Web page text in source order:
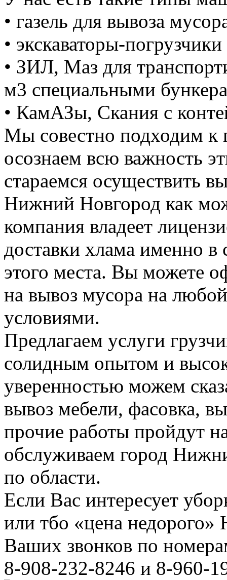
• газель для вывоза
• экскаваторы-
• ЗИЛ, Маз для
м3 специальными
• КамАЗы, Скания с
Мы совестно подходим к
осознаем всю важность
стараемся осуществить
Нижний Новгород как
компания владеет
доставки хлама именно в
этого места. Вы можете
на вывоз мусора на
условиями.
Предлагаем услуги
солидным опытом и
уверенностью можем
вывоз мебели, фасовка,
прочие работы пройдут
обслуживаем город
по области.
Если Вас интересует
или тбо «цена
Ваших звонков по
8-908-232-8246 и 8-960-